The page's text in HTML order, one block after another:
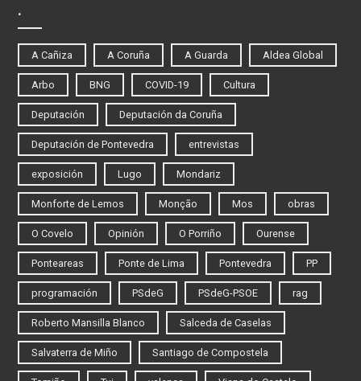
.
A Cañiza A Coruña A Guarda Aldea Global
Arbo BNG COVID-19 Cultura
Deputación Deputación da Coruña
Deputación de Pontevedra entrevistas
exposición Lugo Mondariz
Monforte de Lemos Monção Mos obras
O Covelo Opinión O Porriño Ourense
Ponteareas Ponte de Lima Pontevedra PP
programación PSdeG PSdeG-PSOE rag
Roberto Mansilla Blanco Salceda de Caselas
Salvaterra de Miño Santiago de Compostela